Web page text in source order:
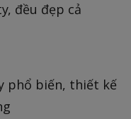
đều đẹp cả
phổ biến, thiết kế